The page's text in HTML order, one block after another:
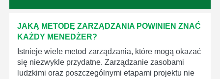
JAKĄ METODĘ ZARZĄDZANIA POWINIEN ZNAĆ
KAŻDY MENEDŻER?
Istnieje wiele metod zarządzania, które mogą okazać
się niezwykle przydatne. Zarządzanie zasobami
ludzkimi oraz poszczególnymi etapami projektu nie